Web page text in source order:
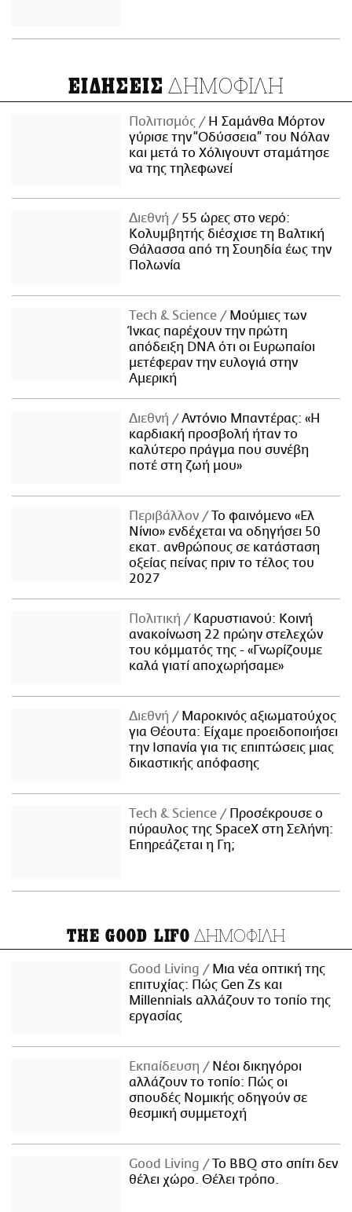
ΕΙΔΗΣΕΙΣ ΔΗΜΟΦΙΛΗ
Πολιτισμός
Η Σαμάνθα Μόρτον
γύρισε την “Οδύσσεια” του Νόλαν
και μετά το Χόλιγουντ σταμάτησε
να της τηλεφωνεί
Διεθνή
55 ώρες στο νερό:
Κολυμβητής διέσχισε τη Βαλτική
Θάλασσα από τη Σουηδία έως την
Πολωνία
Τech & Science
Μούμιες των
Ίνκας παρέχουν την πρώτη
απόδειξη DNA ότι οι Ευρωπαίοι
μετέφεραν την ευλογιά στην
Αμερική
Διεθνή
Αντόνιο Μπαντέρας: «Η
καρδιακή προσβολή ήταν το
καλύτερο πράγμα που συνέβη
ποτέ στη ζωή μου»
Περιβάλλον
Το φαινόμενο «Ελ
Νίνιο» ενδέχεται να οδηγήσει 50
εκατ. ανθρώπους σε κατάσταση
οξείας πείνας πριν το τέλος του
2027
Πολιτική
Καρυστιανού: Κοινή
ανακοίνωση 22 πρώην στελεχών
του κόμματός της - «Γνωρίζουμε
καλά γιατί αποχωρήσαμε»
Διεθνή
Μαροκινός αξιωματούχος
για Θέουτα: Είχαμε προειδοποιήσει
την Ισπανία για τις επιπτώσεις μιας
δικαστικής απόφασης
Τech & Science
Προσέκρουσε ο
πύραυλος της SpaceX στη Σελήνη:
Επηρεάζεται η Γη;
THE GOOD LIFO ΔΗΜΟΦΙΛΗ
Good Living
Μια νέα οπτική της
επιτυχίας: Πώς Gen Zs και
Millennials αλλάζουν το τοπίο της
εργασίας
Εκπαίδευση
Νέοι δικηγόροι
αλλάζουν το τοπίο: Πώς οι
σπουδές Νομικής οδηγούν σε
θεσμική συμμετοχή
Good Living
Το BBQ στο σπίτι δεν
θέλει χώρο. Θέλει τρόπο.